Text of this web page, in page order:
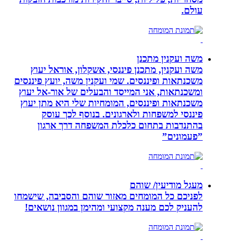
עולם.
משה ועקנין מתכנן
משה ועקנין, מתכנן פיננסי, אשקלון, אוראל יעוץ
משכנתאות ופיננסים. שמי ועקנין משה, יועץ פיננסים
ומשכנתאות, אני המייסד והבעלים של אור-אל יעוץ
משכנתאות ופיננסים, המומחיות שלי היא מתן יעוץ
פיננסי למשפחות ולארגונים. בנוסף לכך עוסק
בהתנדבות בתחום כלכלת המשפחה דרך ארגון
”פעמונים”
מעגל מודיעין/ שוהם
לפניכם כל המומחים מאזור שוהם והסביבה, שישמחו
להעניק לכם מענה מקצועי ומהימן במגוון נושאים!